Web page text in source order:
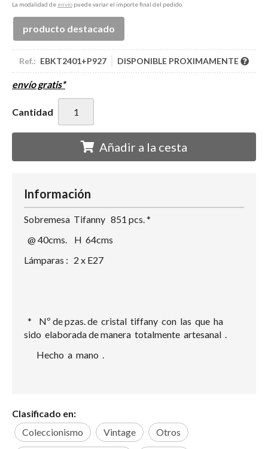
La modalidad de envío puede variar el importe final del pedido.
producto destacado
Ref.: EBKT2401+P927 DISPONIBLE PROXIMAMENTE
envío gratis*
Cantidad
Añadir a la cesta
Información
Sobremesa Tifanny 851 pcs. *
@ 40cms. H 64cms
Lámparas : 2 x E27
* Nº de pzas. de cristal tiffany con las que ha
sido elaborada de manera totalmente artesanal .
Hecho a mano .
Clasificado en:
Coleccionismo
Vintage Otros